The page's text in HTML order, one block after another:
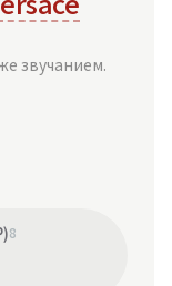
звучанием.
8